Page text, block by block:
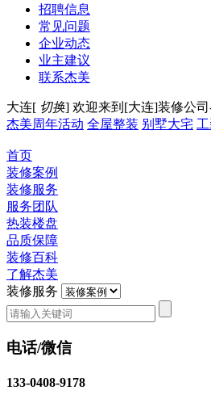
招聘信息
常见问题
企业动态
业主建议
联系杰美
大连[ 切换] 欢迎来到[大连]装修公
杰美周年活动 全屋整装 别墅大宅
首页
装修案例
装修服务
服务团队
热装楼盘
品质保障
装修百科
了解杰美
装修服务
电话/微信
133-0408-9178